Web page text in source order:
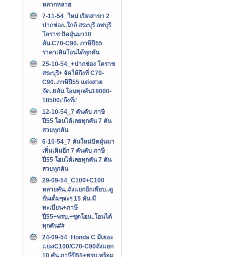
หลากหลาย
7-11-54_ใหม่ เปิดสาขา 2
ปากช่อง..ใกล้ สระบุรี ลพบุรี
โคราช ปัดฝุ่นมา10
คัน.C70-C90. ภาษีปี55
ราคาเดิมโอนได้ทุกคัน
25-10-54_+ปากช่อง โคราช
สระบุรี+ จัดให้ถึงที่ C70-
C90..ภาษีปี55 แต่งสวย
จัด..6คัน โอนทุกคัน18000-
18500#ถึงที่#
12-10-54_7 คันคับ ภาษี
ปี55 โอนได้เลยทุกคัน 7 คัน
สวยทุกคัน
6-10-54_7 คันใหม่ปัดฝุ่นมา
เพิ่มเติมอีก 7 คันคับ ภาษี
ปี55 โอนได้เลยทุกคัน 7 คัน
สวยทุกคัน
29-09-54_C100+C100
หลายคัน..ถังแยกอีกเพียบ..ดู
กันเต็มๆจะๆ 15 คัน มี
ทะเบียน+ภาษ๊
ปี55+พรบ.+ชุดโอน..โอนได้
ทุกคัน##
24-09-54_Honda C มีเยอะ
แยะ/C100/C70-C90ถังแยก
10 คัน ภาษีปี55+พรบ.พร้อม